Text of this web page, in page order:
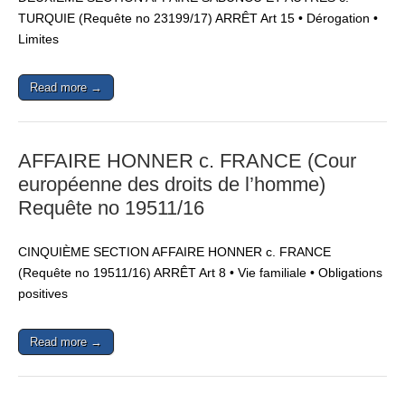
TURQUIE (Requête no 23199/17) ARRÊT Art 15 • Dérogation •
Limites
Read more →
AFFAIRE HONNER c. FRANCE (Cour
européenne des droits de l’homme)
Requête no 19511/16
CINQUIÈME SECTION AFFAIRE HONNER c. FRANCE
(Requête no 19511/16) ARRÊT Art 8 • Vie familiale • Obligations
positives
Read more →